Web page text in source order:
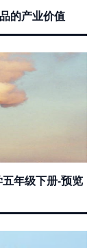
的产业价值
年级下册-预览